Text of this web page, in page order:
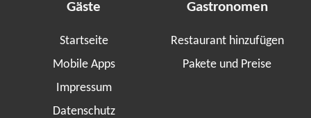
Gäste
Startseite
Mobile Apps
Impressum
Datenschutz
Gastronomen
Restaurant hinzufügen
Pakete und Preise